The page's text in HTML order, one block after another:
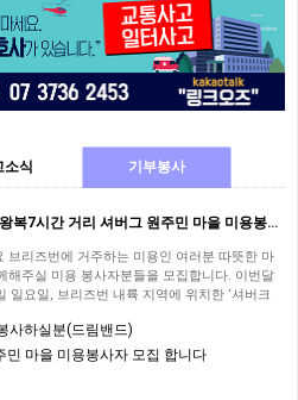
소식 기부봉사
8월 23일 왕복7시간 거리 셔버그 원주민 마을 미용봉사자 지원 부탁드립니다
브리즈번에 거주하는 미용인 여러분 따뜻한 마
해주실 미용 봉사자분들을 모집합니다. 이번달
일요일, 브리즈번 내륙 지역에 위치한 ‘셔버크
사하실분(드림밴드)
마을 미용봉사자 모집 합니다